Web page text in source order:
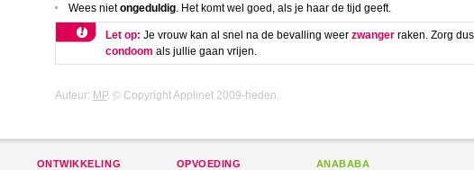
Wees nietongeduldig. Het komt wel goed, als je haar de tijd geeft.
Let op: Je vrouw kan al snel na de bevalling weer zwangerraken. Zorg
condoom als jullie gaan vrijen.
Auteur: MP. © Copyright Applinet 2009-heden.
ONTWIKKELING OPVOEDING ANABABA